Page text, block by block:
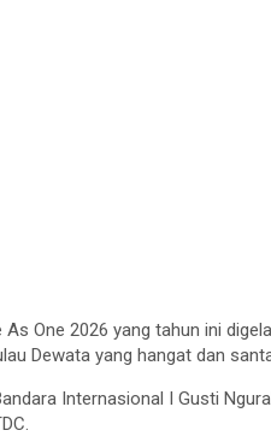
One 2026 yang tahun ini
Dewata yang hangat dan
Internasional I Gusti